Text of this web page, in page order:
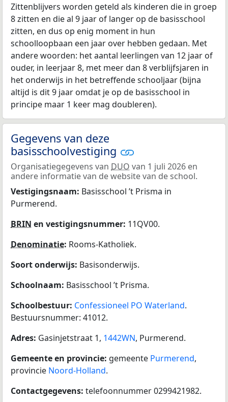
Zittenblijvers worden geteld als kinderen die in groep
8 zitten en die al 9 jaar of langer op de basisschool
zitten, en dus op enig moment in hun
schoolloopbaan een jaar over hebben gedaan. Met
andere woorden: het aantal leerlingen van 12 jaar of
ouder, in leerjaar 8, met meer dan 8 verblijfsjaren in
het onderwijs in het betreffende schooljaar (bijna
altijd is dit 9 jaar omdat je op de basisschool in
principe maar 1 keer mag doubleren).
Gegevens van deze
basisschoolvestiging
Organisatiegegevens van DUO van 1 juli 2026 en
andere informatie van de website van de school.
Vestigingsnaam: Basisschool ’t Prisma in
Purmerend.
BRIN en vestigingsnummer: 11QV00.
Denominatie: Rooms-Katholiek.
Soort onderwijs: Basisonderwijs.
Schoolnaam: Basisschool ’t Prisma.
Schoolbestuur: Confessioneel PO Waterland.
Bestuursnummer: 41012.
Adres: Gasinjetstraat 1, 1442WN, Purmerend.
Gemeente en provincie: gemeente Purmerend,
provincie Noord-Holland.
Contactgegevens: telefoonnummer 0299421982.